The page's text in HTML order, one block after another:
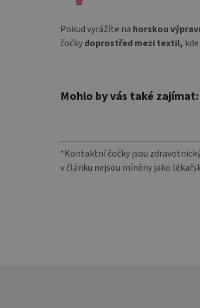
Pokud vyrážíte na horskou
čočkydoprostřed mezi textil,
Mohlo by vás také zajímat:
*Kontaktní čočky jsou
v článku nejsou míněny jako